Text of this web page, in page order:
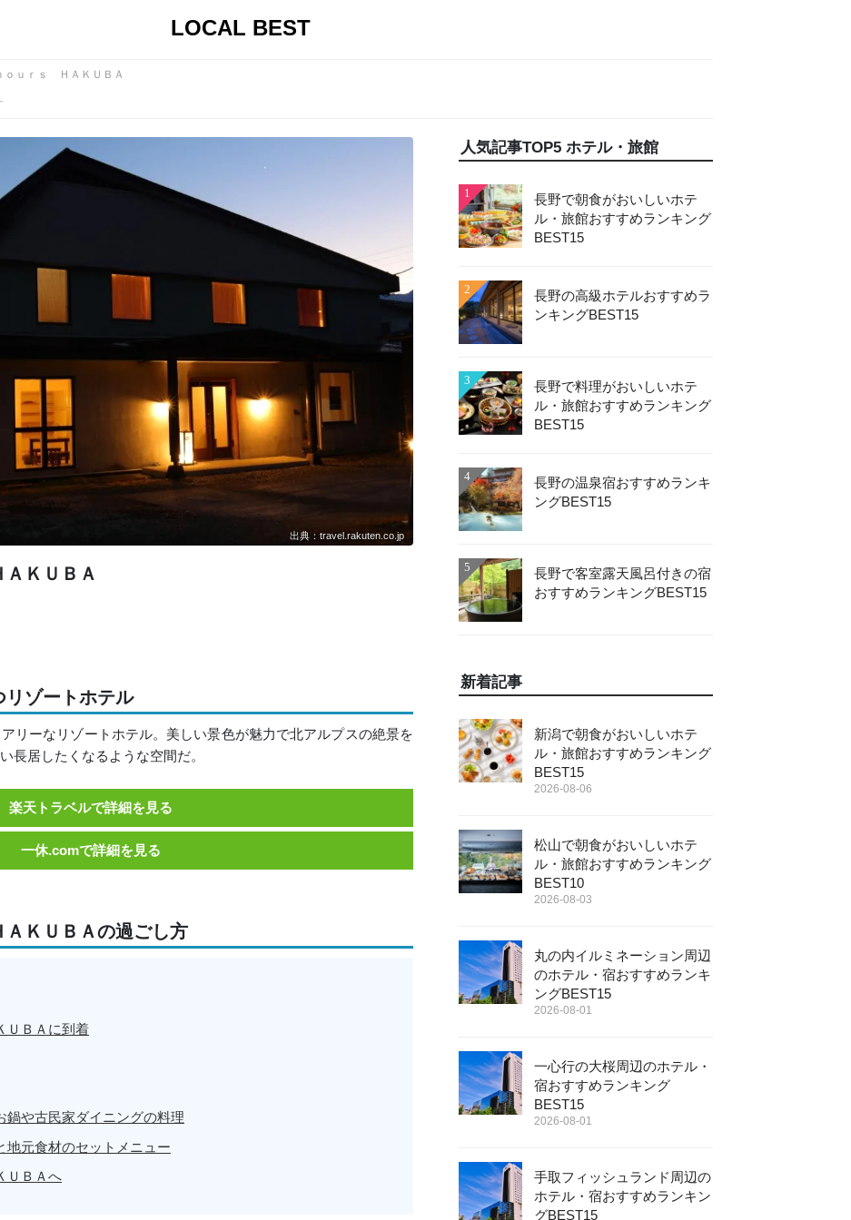
LOCAL BEST
ｕｒｓ ＨＡＫＵＢＡ
出典：travel.rakuten.co.jp
ＫＵＢＡ
リゾートホテル
リーなリゾートホテル。美しい景色が魅力で北アルプスの絶景を
長居したくなるような空間だ。
楽天トラベルで詳細を見る
一休.comで詳細を見る
ＫＵＢＡの過ごし方
ＢＡに到着
鍋や古民家ダイニングの料理
地元食材のセットメニュー
ＢＡへ
人気記事TOP5 ホテル・旅館
1
長野で朝食がおいしいホテ
ル・旅館おすすめランキング
BEST15
2
長野の高級ホテルおすすめラ
ンキングBEST15
3
長野で料理がおいしいホテ
ル・旅館おすすめランキング
BEST15
4
長野の温泉宿おすすめランキ
ングBEST15
5
長野で客室露天風呂付きの宿
おすすめランキングBEST15
新着記事
新潟で朝食がおいしいホテ
ル・旅館おすすめランキング
BEST15
2026-08-06
松山で朝食がおいしいホテ
ル・旅館おすすめランキング
BEST10
2026-08-03
丸の内イルミネーション周辺
のホテル・宿おすすめランキ
ングBEST15
2026-08-01
一心行の大桜周辺のホテル・
宿おすすめランキング
BEST15
2026-08-01
手取フィッシュランド周辺の
ホテル・宿おすすめランキン
グBEST15